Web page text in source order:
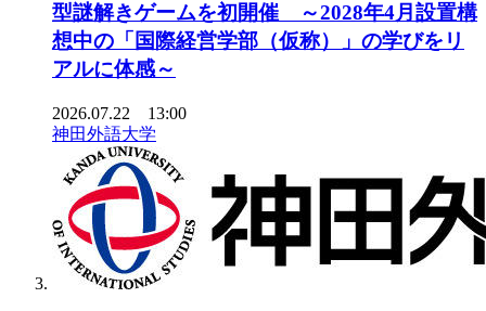
型謎解きゲームを初開催 ～2028年4月設置構
想中の「国際経営学部（仮称）」の学びをリ
アルに体感～
2026.07.22 13:00
神田外語大学